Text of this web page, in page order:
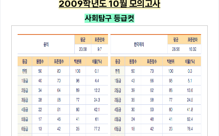
2009학년도 10월 모의고사
사회탐구 등급컷